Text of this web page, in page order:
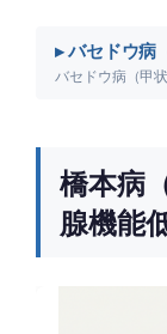
▸ バセドウ病
橋本病
腺機能